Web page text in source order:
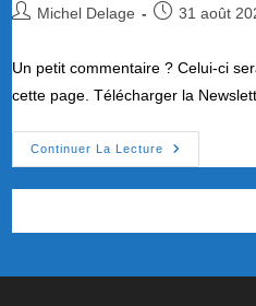
Auteur/autrice
publication :
Michel Delage
Publication
31 août
Un petit commentaire ? Celui-ci
cette page. Télécharger la
Continuer La Lecture
Newsletter
N°3